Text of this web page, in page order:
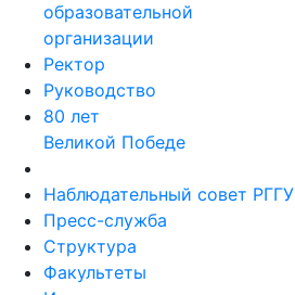
образовательной
организации
Ректор
Руководство
80 лет
Великой Победе
Наблюдательный совет РГГУ
Пресс-служба
Структура
Факультеты